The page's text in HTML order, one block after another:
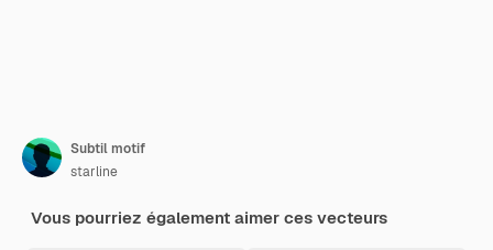
Subtil motif
starline
Vous pourriez également aimer ces vecteurs